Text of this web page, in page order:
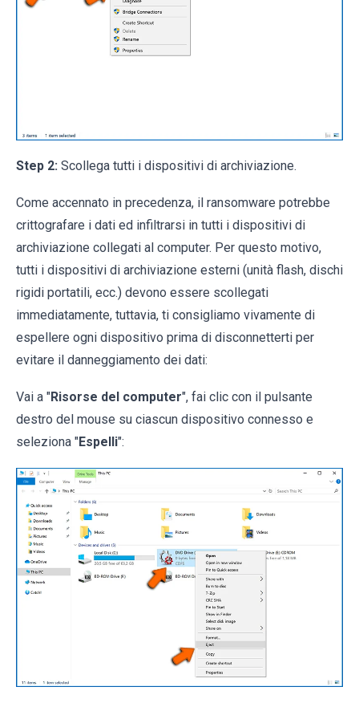
Step 2: Scollega tutti i dispositivi di archiviazione.
Come accennato in precedenza, il ransomware potrebbe
crittografare i dati ed infiltrarsi in tutti i dispositivi di
archiviazione collegati al computer. Per questo motivo,
tutti i dispositivi di archiviazione esterni (unità flash, dischi
rigidi portatili, ecc.) devono essere scollegati
immediatamente, tuttavia, ti consigliamo vivamente di
espellere ogni dispositivo prima di disconnetterti per
evitare il danneggiamento dei dati:
Vai a "Risorse del computer", fai clic con il pulsante
destro del mouse su ciascun dispositivo connesso e
seleziona "Espelli":